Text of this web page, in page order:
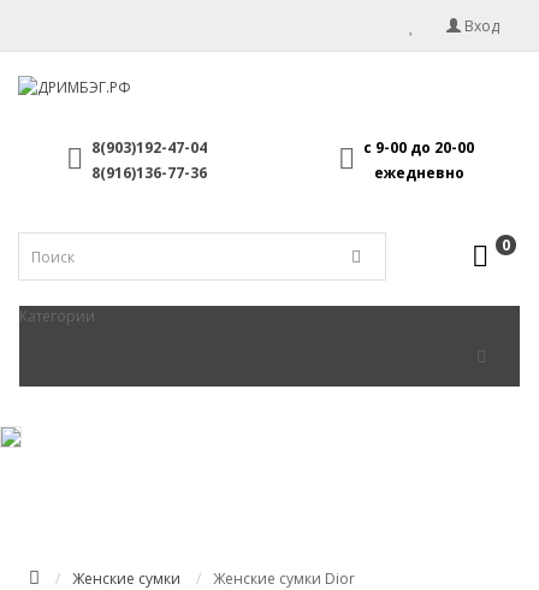
Вход
8(903)192-47-04
8(916)136-77-36
с 9-00 до 20-00
ежедневно
0
Категории
Женские сумки Женские сумки Dior